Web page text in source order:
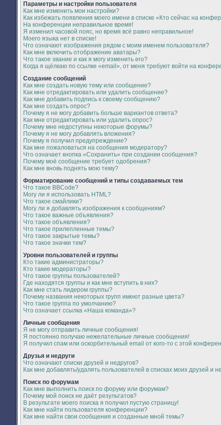
Параметры и настройки пользователя
Как мне изменить мои настройки?
Как избежать появления моего имени в списке «Кто сейчас на
На конференции неправильное время!
Я изменил часовой пояс, но время всё равно неправильное!
Моего языка нет в списке!
Что означают изображения рядом с моим именем пользователя?
Как мне включить отображение аватары?
Что такое звание и как я могу изменить его?
Когда я щёлкаю по ссылке «email», от меня требуют войти на
Создание сообщений
Как мне создать новую тему или сообщение?
Как мне отредактировать или удалить сообщение?
Как мне добавить подпись к своему сообщению?
Как мне создать опрос?
Почему я не могу добавить больше вариантов ответа?
Как мне отредактировать или удалить опрос?
Почему мне недоступны некоторые форумы?
Почему я не могу добавлять вложения?
Почему я получил предупреждение?
Как мне пожаловаться на сообщения модератору?
Что означает кнопка «Сохранить» при создании сообщения?
Почему моё сообщение требует одобрения?
Как мне вновь поднять мою тему?
Форматирование сообщений и типы создаваемых тем
Что такое BBCode?
Могу ли я использовать HTML?
Что такое смайлики?
Могу ли я добавлять изображения к сообщениям?
Что такое важные объявления?
Что такое объявления?
Что такое прилепленные темы?
Что такое закрытые темы?
Что такое значки тем?
Уровни пользователей и группы
Кто такие администраторы?
Кто такие модераторы?
Что такое группы пользователей?
Где находятся группы и как мне вступить в них?
Как мне стать лидером группы?
Почему названия некоторых групп имеют разные цвета?
Что такое группа по умолчанию?
Что означает ссылка «Наша команда»?
Личные сообщения
Я не могу отправить личные сообщения!
Я постоянно получаю нежелательные личные сообщения!
Я получил спам или оскорбительный email от кого-то с этой
Друзья и недруги
Что означают списки друзей и недругов?
Как мне добавлять/удалять пользователей в списках моих друзей и
Поиск по форумам
Как мне выполнить поиск по форуму или форумам?
Почему мой поиск не даёт результатов?
В результате моего поиска я получил пустую страницу!
Как мне найти пользователя конференции?
Как мне найти свои сообщения и созданные мной темы?